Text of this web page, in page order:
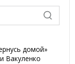
домой»
Вакуленко